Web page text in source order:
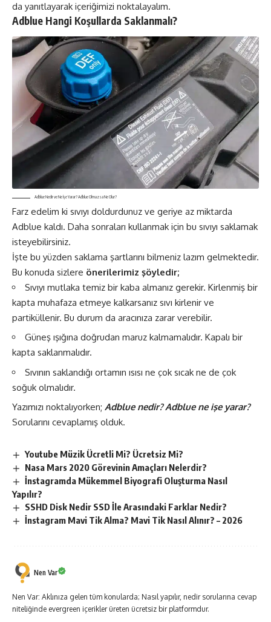
da yanıtlayarak içeriğimizi noktalayalım.
Adblue Hangi Koşullarda Saklanmalı?
Adblue Nedir ve Ne İşe Yarar? Adblue Olmazsa Ne Olur?
Farz edelim ki sıvıyı doldurdunuz ve geriye az miktarda
Adblue kaldı. Daha sonraları kullanmak için bu sıvıyı saklamak
isteyebilirsiniz.
İşte bu yüzden saklama şartlarını bilmeniz lazım gelmektedir.
Bu konuda sizlere önerilerimiz şöyledir;
Sıvıyı mutlaka temiz bir kaba almanız gerekir. Kirlenmiş bir
kapta muhafaza etmeye kalkarsanız sıvı kirlenir ve
partiküllenir. Bu durum da aracınıza zarar verebilir.
Güneş ışığına doğrudan maruz kalmamalıdır. Kapalı bir
kapta saklanmalıdır.
Sıvının saklandığı ortamın ısısı ne çok sıcak ne de çok
soğuk olmalıdır.
Yazımızı noktalıyorken; Adblue nedir? Adblue ne işe yarar?
Sorularını cevaplamış olduk.
Youtube Müzik Ücretli Mi? Ücretsiz Mi?
Nasa Mars 2020 Görevinin Amaçları Nelerdir?
İnstagramda Mükemmel Biyografi Oluşturma Nasıl
Yapılır?
SSHD Disk Nedir SSD İle Arasındaki Farklar Nedir?
İnstagram Mavi Tik Alma? Mavi Tik Nasıl Alınır? – 2026
Nen Var
Nen Var: Aklınıza gelen tüm konularda; Nasıl yapılır, nedir sorularına cevap
niteliğinde evergreen içerikler üreten ücretsiz bir platformdur.